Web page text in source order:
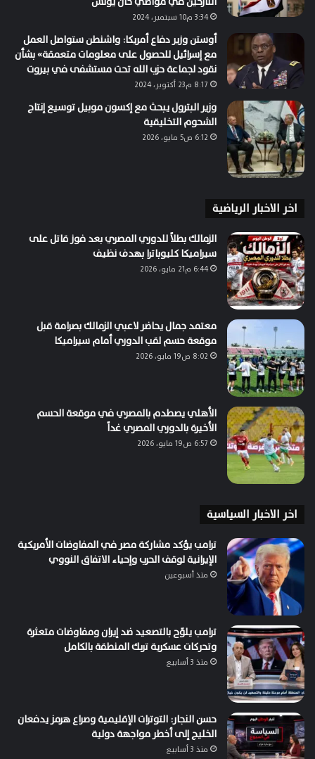
3:34 م10 سبتمبر، 2024
أوستن وزير دفاع أمريكا: واشنطن ستواصل العمل
مع إسرائيل للحصول على معلومات متعمقة» بشأن
نقود لجماعة حزب الله تحت مستشفى في بيروت
8:17 م23 أكتوبر، 2024
وزير البترول يبحث مع إكسون موبيل توسيع إنتاج
الشحوم التخليقية
6:12 ص5 مايو، 2026
اخر الاخبار الرياضية
الزمالك بطلاً للدوري المصري بعد فوز قاتل على
سيراميكا كليوباترا بهدف نظيف
6:44 م21 مايو، 2026
معتمد جمال يحاضر لاعبي الزمالك بصرامة قبل
موقعة حسم لقب الدوري أمام سيراميكا
8:02 ص19 مايو، 2026
الأهلي يصطدم بالمصري في موقعة الحسم
الأخيرة بالدوري المصري غداً
6:57 ص19 مايو، 2026
اخر الاخبار السياسية
ترامب يؤكد مشاركة مصر في المفاوضات الأمريكية
الإيرانية لوقف الحرب وإحياء الاتفاق النووي
منذ أسبوعين
ترامب يلوّح بالتصعيد ضد إيران ومفاوضات متعثرة
وتحركات عسكرية تربك المنطقة بالكامل
منذ 3 أسابيع
حسن النجار: التوترات الإقليمية وصراع هرمز يدفعان
الخليج إلى أخطر مواجهة دولية
منذ 3 أسابيع